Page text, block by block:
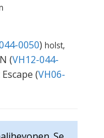
0050) holst,
(VH12-044-
(VH06-